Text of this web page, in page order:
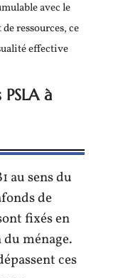
avec le
ressources, ce
effective
à
au sens du
de
fixés en
ménage.
ces